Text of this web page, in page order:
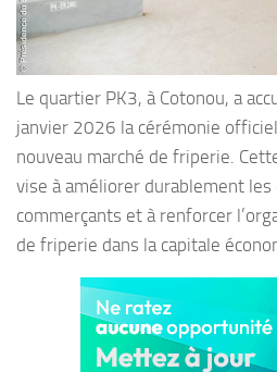
Le quartier PK3, à Cotonou, a
janvier 2026 la cérémonie
nouveau marché de friperie.
vise à améliorer durablement
commerçants et à renforcer
de friperie dans la capitale